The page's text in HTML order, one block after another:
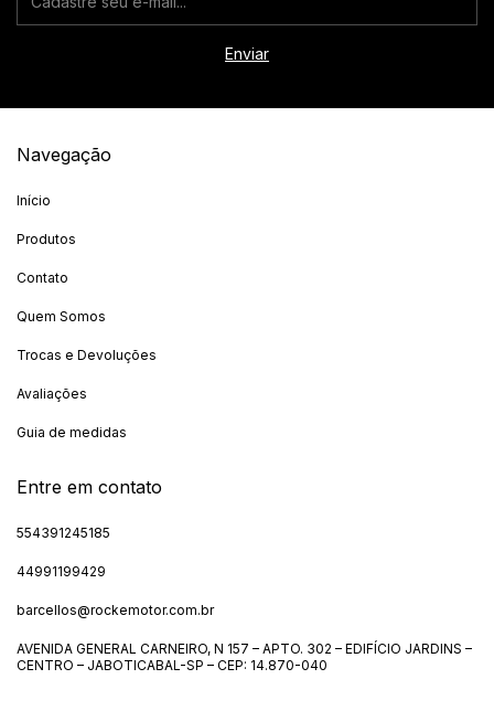
Navegação
Início
Produtos
Contato
Quem Somos
Trocas e Devoluções
Avaliações
Guia de medidas
Entre em contato
554391245185
44991199429
barcellos@rockemotor.com.br
AVENIDA GENERAL CARNEIRO, N 157 – APTO. 302 – EDIFÍCIO JARDINS –
CENTRO – JABOTICABAL-SP – CEP: 14.870-040